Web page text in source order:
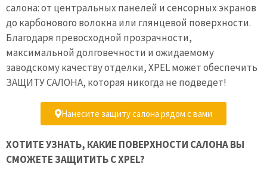
салона: от центральных панелей и сенсорных экранов
до карбонового волокна или глянцевой поверхности.
Благодаря превосходной прозрачности,
максимальной долговечности и ожидаемому
заводскому качеству отделки, XPEL может обеспечить
ЗАЩИТУ САЛОНА, которая никогда не подведет!
Нанесите защиту салона рядом с вами
ХОТИТЕ УЗНАТЬ, КАКИЕ ПОВЕРХНОСТИ САЛОНА ВЫ
СМОЖЕТЕ ЗАЩИТИТЬ С XPEL?